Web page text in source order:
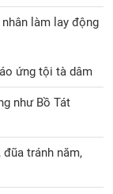
làm lay động
ứng tội tà dâm
như Bồ Tát
tránh năm,